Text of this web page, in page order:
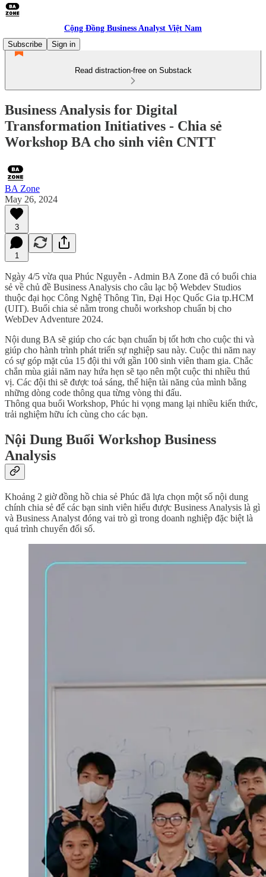
Cộng Đồng Business Analyst Việt Nam
Subscribe
Sign in
Read distraction-free on Substack
Business Analysis for Digital
Transformation Initiatives - Chia sẻ
Workshop BA cho sinh viên CNTT
BA Zone
May 26, 2024
3
1
Ngày 4/5 vừa qua Phúc Nguyễn - Admin BA Zone đã có buổi chia
sẻ về chủ đề Business Analysis cho câu lạc bộ Webdev Studios
thuộc đại học Công Nghệ Thông Tin, Đại Học Quốc Gia tp.HCM
(UIT). Buổi chia sẻ nằm trong chuỗi workshop chuẩn bị cho
WebDev Adventure 2024.
Nội dung BA sẽ giúp cho các bạn chuẩn bị tốt hơn cho cuộc thi và
giúp cho hành trình phát triển sự nghiệp sau này. Cuộc thi năm nay
có sự góp mặt của 15 đội thi với gần 100 sinh viên tham gia. Chắc
chắn mùa giải năm nay hứa hẹn sẽ tạo nên một cuộc thi nhiều thú
vị. Các đội thi sẽ được toả sáng, thể hiện tài năng của mình bằng
những dòng code thông qua từng vòng thi đấu.
Thông qua buổi Workshop, Phúc hi vọng mang lại nhiều kiến thức,
trải nghiệm hữu ích cùng cho các bạn.
Nội Dung Buổi Workshop Business
Analysis
Khoảng 2 giờ đồng hồ chia sẻ Phúc đã lựa chọn một số nội dung
chính chia sẻ để các bạn sinh viên hiểu được Business Analysis là gì
và Business Analyst đóng vai trò gì trong doanh nghiệp đặc biệt là
quá trình chuyển đổi số.